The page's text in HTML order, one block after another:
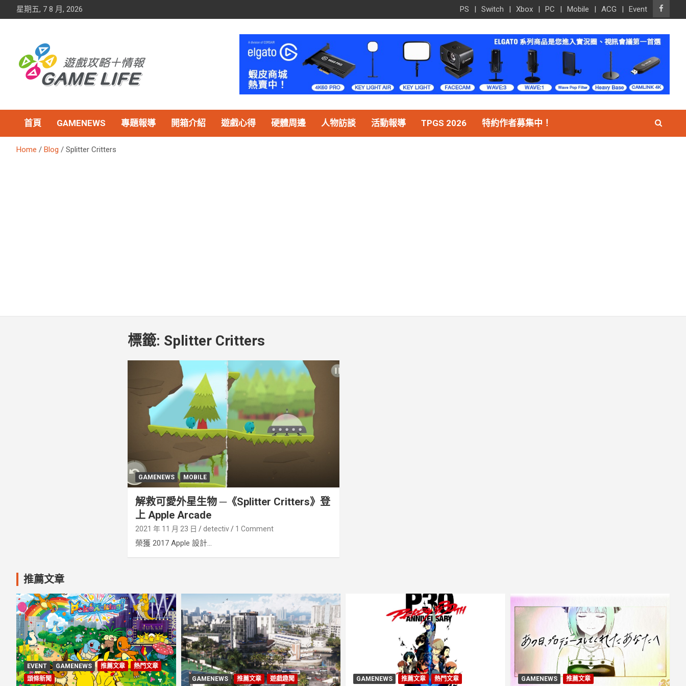
星期五, 7 8 月, 2026 PS Switch Xbox PC Mobile ACG Event
首頁 GAMENEWS 專題報導 開箱介紹 遊戲心得 硬體周邊 人物訪談 活動報導 TPGS 2026 特約作者募集中！
Home Blog Splitter Critters
標籤: Splitter Critters
GAMENEWS MOBILE
解救可愛外星生物 ─《Splitter Critters》登
上 Apple Arcade
2021 年 11 月 23 日 detectiv 1 Comment
榮獲 2017 Apple 設計...
推薦文章
EVENT GAMENEWS 推薦文章
熱門文章
頭條新聞
GAMENEWS 推薦文章 遊戲趣聞 GAMENEWS 推薦文章 熱門文章 GAMENEWS 推薦文章